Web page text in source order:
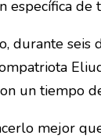
específica de
durante seis
un tiempo
mejor